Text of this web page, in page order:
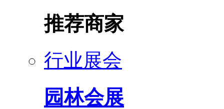
推荐商家
行业展会
园林会展